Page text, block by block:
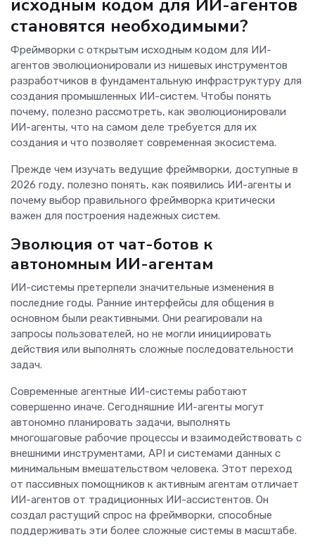
исходным кодом для ИИ-агентов
становятся необходимыми?
Фреймворки с открытым исходным кодом для ИИ-
агентов эволюционировали из нишевых инструментов
разработчиков в фундаментальную инфраструктуру для
создания промышленных ИИ-систем. Чтобы понять
почему, полезно рассмотреть, как эволюционировали
ИИ-агенты, что на самом деле требуется для их
создания и что позволяет современная экосистема.
Прежде чем изучать ведущие фреймворки, доступные в
2026 году, полезно понять, как появились ИИ-агенты и
почему выбор правильного фреймворка критически
важен для построения надежных систем.
Эволюция от чат-ботов к
автономным ИИ-агентам
ИИ-системы претерпели значительные изменения в
последние годы. Ранние интерфейсы для общения в
основном были реактивными. Они реагировали на
запросы пользователей, но не могли инициировать
действия или выполнять сложные последовательности
задач.
Современные агентные ИИ-системы работают
совершенно иначе. Сегодняшние ИИ-агенты могут
автономно планировать задачи, выполнять
многошаговые рабочие процессы и взаимодействовать с
внешними инструментами, API и системами данных с
минимальным вмешательством человека. Этот переход
от пассивных помощников к активным агентам отличает
ИИ-агентов от традиционных ИИ-ассистентов. Он
создал растущий спрос на фреймворки, способные
поддерживать эти более сложные системы в масштабе.